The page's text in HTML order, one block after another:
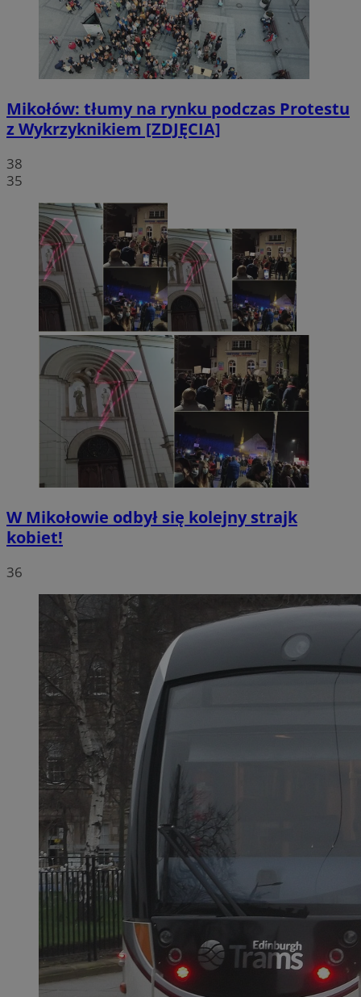
Mikołów: tłumy na rynku podczas Protestu
z Wykrzyknikiem [ZDJĘCIA]
38
35
W Mikołowie odbył się kolejny strajk
kobiet!
36